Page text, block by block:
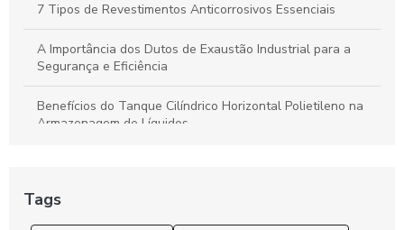
7 Tipos de Revestimentos Anticorrosivos Essenciais
A Importância dos Dutos de Exaustão Industrial para a
Segurança e Eficiência
Benefícios do Tanque Cilíndrico Horizontal Polietileno na
Armazenagem de Líquidos
Chapa de polipropileno é a solução ideal para suas
Tags